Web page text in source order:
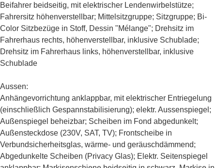
Beifahrer beidseitig, mit elektrischer Lendenwirbelstütze;
Fahrersitz höhenverstellbar; Mittelsitzgruppe; Sitzgruppe; Bi-
Color Sitzbezüge in Stoff, Dessin "Mélange"; Drehsitz im
Fahrerhaus rechts, höhenverstellbar, inklusive Schublade;
Drehsitz im Fahrerhaus links, höhenverstellbar, inklusive
Schublade
Aussen:
Anhängevorrichtung anklappbar, mit elektrischer Entriegelung
(einschließlich Gespannstabilisierung); elektr. Aussenspiegel;
Außenspiegel beheizbar; Scheiben im Fond abgedunkelt;
Außensteckdose (230V, SAT, TV); Frontscheibe in
Verbundsicherheitsglas, wärme- und geräuschdämmend;
Abgedunkelte Scheiben (Privacy Glas); Elektr. Seitenspiegel